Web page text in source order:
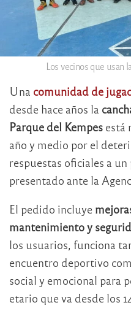
Los vecinos que usan
Una comunidad de
desde hace años la
Parque del Kempes está
año y medio por el
respuestas oficiales a
presentado ante la
El pedido incluye
mantenimiento y
los usuarios, funciona
encuentro deportivo
social y emocional para
etario que va desde los